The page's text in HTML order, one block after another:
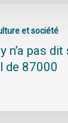
et société
n’a pas dit
de 87000